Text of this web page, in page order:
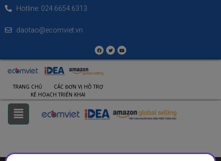
Hotline: 024.6654.6313
daotao@ecomviet.vn
TRANG CHỦ
CÁC ĐƠN VỊ HỖ TRỢ
KẾ HOẠCH TRIỂN KHAI